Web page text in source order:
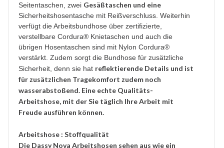
Seitentaschen, zwei Gesäßtaschen und eine
Sicherheitshosentasche mit Reißverschluss. Weiterhin
verfügt die Arbeitsbundhose über zertifizierte,
verstellbare Cordura® Knietaschen und auch die
übrigen Hosentaschen sind mit Nylon Cordura®
verstärkt. Zudem sorgt die Bundhose für zusätzliche
Sicherheit, denn sie hat reflektierende Details und ist
für zusätzlichen Tragekomfort zudem noch
wasserabstoßend. Eine echte Qualitäts-
Arbeitshose, mit der Sie täglich Ihre Arbeit mit
Freude ausführen können.
Arbeitshose : Stoffqualität
Die Dassy Nova Arbeitshosen sehen aus wie ein